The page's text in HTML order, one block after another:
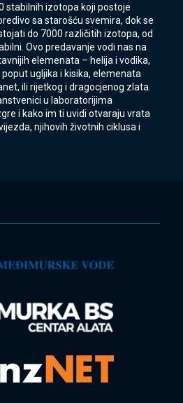
stabilnih izotopa koji postoje
sa starošću svemira, dok se
do 7000 različitih izotopa, od
Ovo predavanje vodi nas na
elemenata – helija i vodika,
ugljika i kisika, elemenata
ili rijetkog i dragocjenog zlata.
u laboratorijima
i kako im ti uvidi otvaraju vrata
njihovih životnih ciklusa i